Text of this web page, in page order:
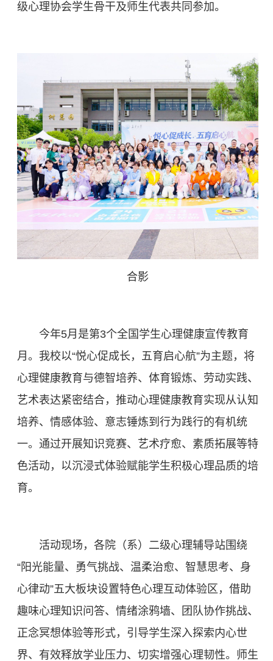
级心理协会学生骨干及师生代表共同参加。
合影
今年5月是第3个全国学生心理健康宣传教育
月。我校以“悦心促成长，五育启心航”为主题，将
心理健康教育与德智培养、体育锻炼、劳动实践、
艺术表达紧密结合，推动心理健康教育实现从认知
培养、情感体验、意志锤炼到行为践行的有机统
一。通过开展知识竞赛、艺术疗愈、素质拓展等特
色活动，以沉浸式体验赋能学生积极心理品质的培
育。
活动现场，各院（系）二级心理辅导站围绕
“阳光能量、勇气挑战、温柔治愈、智慧思考、身
心律动”五大板块设置特色心理互动体验区，借助
趣味心理知识问答、情绪涂鸦墙、团队协作挑战、
正念冥想体验等形式，引导学生深入探索内心世
界、有效释放学业压力、切实增强心理韧性。师生